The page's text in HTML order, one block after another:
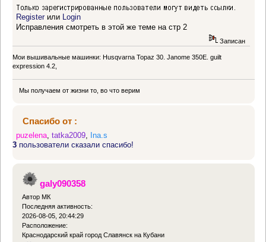
Registerили Login
Исправления смотреть в этой же теме на стр 2
Записан
Мои вышивальные машинки: Husqvarna Topaz 30. Janome 350E. guilt
expression 4.2,
Мы получаем от жизни то, во что верим
Спасибо от :
puzelena,tatka2009, Ina.s
3 пользователи сказали спасибо!
galy090358
Автор МК
Последняя активность:
2026-08-05, 20:44:29
Расположение:
Краснодарский край город Славянск на Кубани